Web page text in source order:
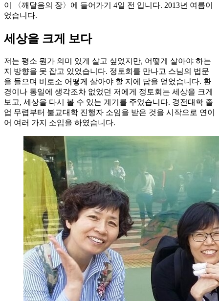
이 〈깨달음의 장〉에 들어가기 4일 전 입니다. 2013년 여름이
었습니다.
세상을 크게 보다
저는 평소 뭔가 의미 있게 살고 싶었지만, 어떻게 살아야 하는
지 방향을 못 잡고 있었습니다. 정토회를 만나고 스님의 법문
을 들으며 비로소 어떻게 살아야 할 지에 답을 얻었습니다. 환
경이나 통일에 생각조차 없었던 저에게 정토회는 세상을 크게
보고, 세상을 다시 볼 수 있는 계기를 주었습니다. 경전대학 졸
업 무렵부터 불교대학 진행자 소임을 받은 것을 시작으로 연이
어 여러 가지 소임을 하였습니다.